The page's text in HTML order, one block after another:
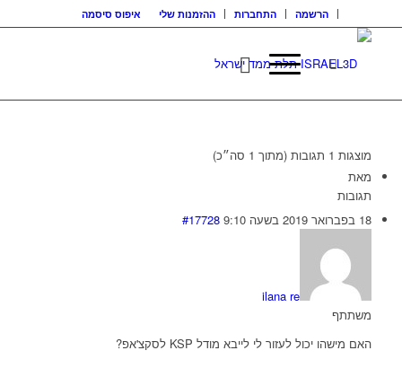
הרשמה התחברות ההזמנות שלי איפוס סיסמה
מוצגות 1 תגובות (מתוך 1 סה״כ)
מאת
תגובות
18 בפברואר 2019 בשעה 9:10
#17728
ilana re
משתתף
האם מישהו יכול לעזור לי לייבא מודל KSP לסקצ'אפ?